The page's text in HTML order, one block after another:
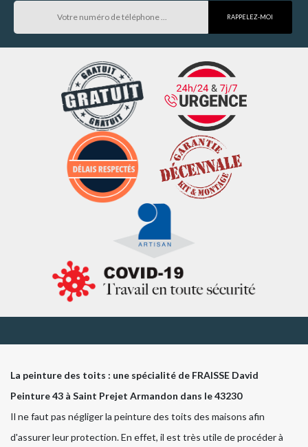
La peinture des toits : une spécialité de FRAISSE David
Peinture 43 à Saint Prejet Armandon dans le 43230
Il ne faut pas négliger la peinture des toits des maisons afin
d'assurer leur protection. En effet, il est très utile de procéder à